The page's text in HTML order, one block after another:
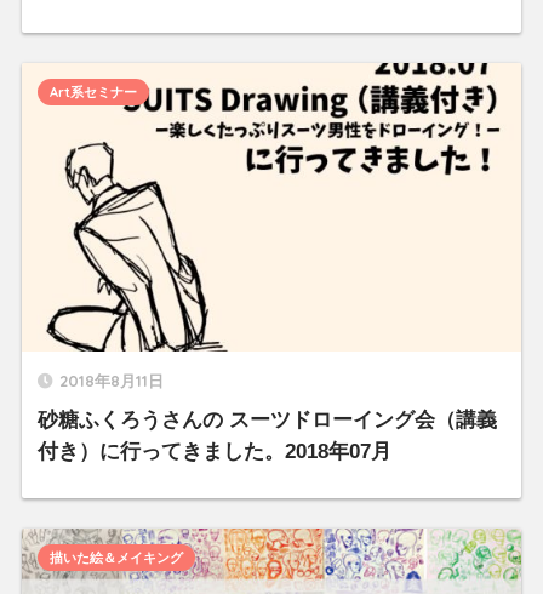
2018年8月11日
砂糖ふくろうさんの スーツドローイング会（講義
付き）に行ってきました。2018年07月
Art系セミナー
描いた絵＆メイキング